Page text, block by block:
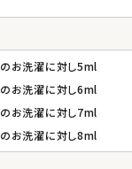
お洗濯に対し5ml
お洗濯に対し6ml
お洗濯に対し7ml
お洗濯に対し8ml